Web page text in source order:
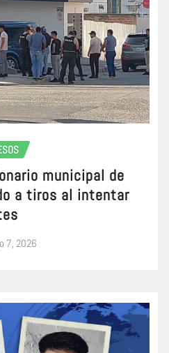
municipal de
a tiros al intentar
7, 2026